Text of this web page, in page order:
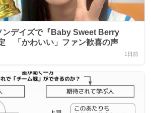
ンデイズで『Baby Sweet Berry
「かわいい」ファン歓喜の声
1日前